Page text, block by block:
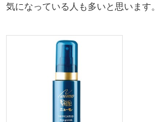
気になっている人も多いと思います。